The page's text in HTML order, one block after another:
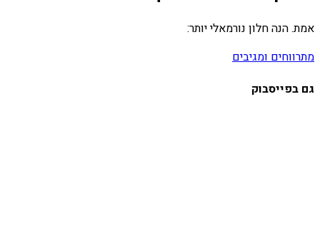
אמת. הנה חלון נורמאלי יותר:
מתרווחים ומגיבים
גם בפייסבוק